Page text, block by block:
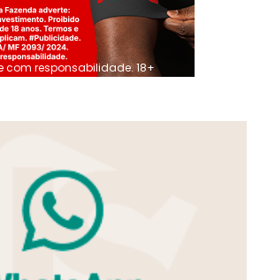
com responsabilidade. 18+